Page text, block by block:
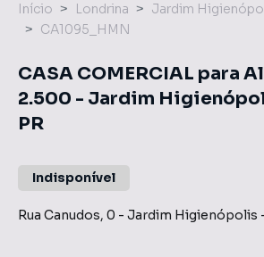
Início Londrina Jardim
CA1095_HMN
CASA COMERCIAL para
2.500 - Jardim
PR
Indisponível
Rua Canudos, 0 - Jardim Higienópolis